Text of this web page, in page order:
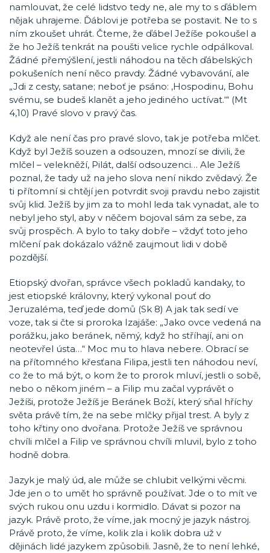
namlouvat, že celé lidstvo tedy ne, ale my to s ďáblem
nějak uhrajeme. Ďáblovi je potřeba se postavit. Ne to s
ním zkoušet uhrát. Čteme, že ďábel Ježíše pokoušel a
že ho Ježíš tenkrát na poušti velice rychle odpálkoval.
Žádné přemýšlení, jestli náhodou na těch ďábelských
pokušeních není něco pravdy. Žádné vybavování, ale
„Jdi z cesty, satane; neboť je psáno: ‚Hospodinu, Bohu
svému, se budeš klanět a jeho jediného uctívat.‘“ (Mt
4,10) Pravé slovo v pravý čas.
Když ale není čas pro pravé slovo, tak je potřeba mlčet.
Když byl Ježíš souzen a odsouzen, mnozí se divili, že
mlčel – velekněží, Pilát, další odsouzenci… Ale Ježíš
poznal, že tady už na jeho slova není nikdo zvědavý. Že
ti přítomní si chtějí jen potvrdit svoji pravdu nebo zajistit
svůj klid. Ježíš by jim za to mohl leda tak vynadat, ale to
nebyl jeho styl, aby v něčem bojoval sám za sebe, za
svůj prospěch. A bylo to taky dobře – vždyť toto jeho
mlčení pak dokázalo vážně zaujmout lidi v době
pozdější.
Etiopský dvořan, správce všech pokladů kandaky, to
jest etiopské královny, který vykonal pouť do
Jeruzaléma, teď jede domů (Sk 8) A jak tak sedí ve
voze, tak si čte si proroka Izajáše: „Jako ovce vedená na
porážku, jako beránek, němý, když ho stříhají, ani on
neotevřel ústa…“ Moc mu to hlava nebere. Obrací se
na přítomného křesťana Filipa, jestli ten náhodou neví,
co že to má být, o kom že to prorok mluví, jestli o sobě,
nebo o někom jiném – a Filip mu začal vyprávět o
Ježíši, protože Ježíš je Beránek Boží, který sňal hříchy
světa právě tím, že na sebe mlčky přijal trest. A byly z
toho křtiny ono dvořana. Protože Ježíš ve správnou
chvíli mlčel a Filip ve správnou chvíli mluvil, bylo z toho
hodně dobra.
Jazyk je malý úd, ale může se chlubit velkými věcmi.
Jde jen o to umět ho správně používat. Jde o to mít ve
svých rukou onu uzdu i kormidlo. Dávat si pozor na
jazyk. Právě proto, že víme, jak mocný je jazyk nástroj.
Právě proto, že víme, kolik zla i kolik dobra už v
dějinách lidé jazykem způsobili. Jasně, že to není lehké,